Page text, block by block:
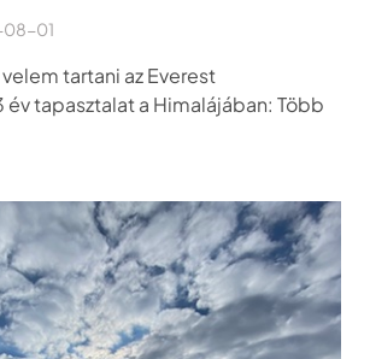
01
tartani az Everest
év tapasztalat a Himalájában: Több